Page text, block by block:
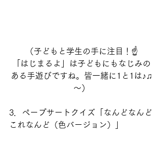
（子どもと学生の手に注目！☝
「はじまるよ」は子どもにもなじみの
ある手遊びですね。皆一緒に1と1は♪♫
～）
3．ペープサートクイズ「なんどなんど
これなんど（色バージョン）」